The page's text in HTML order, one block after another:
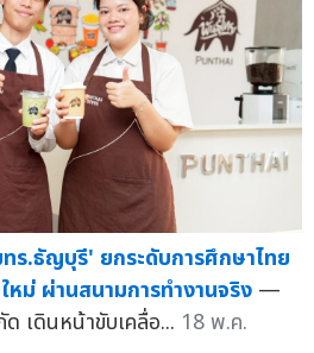
.ธัญบุรี' ยกระดับการศึกษาไทย
ม่ ผ่านสนามการทำงานจริง —
เดินหน้าขับเคลื่อ... 18 พ.ค.